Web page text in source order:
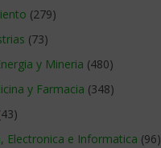
(279)
(73)
y Mineria (480)
y Farmacia (348)
Electronica e Informatica (96)